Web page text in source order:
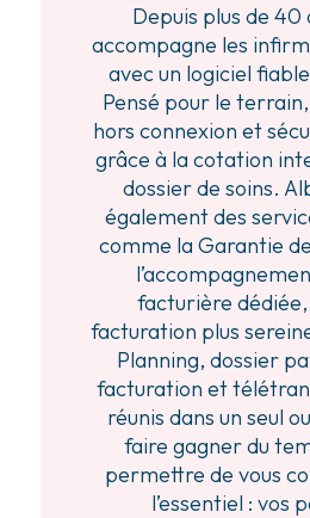
Depuis plus de 40
accompagne les
avec un logiciel
Pensé pour le
hors connexion et
grâce à la cotation
dossier de soins.
également des
comme la Garantie
facturière
facturation plus
Planning, dossier
facturation et
réunis dans un seul
faire gagner du
permettre de vous
l’essentiel : vos